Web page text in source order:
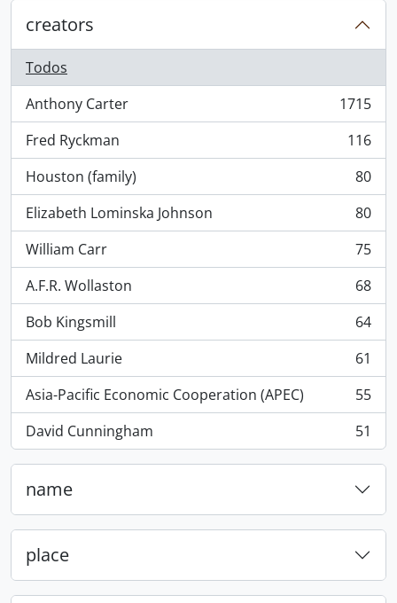
creators
Todos
Anthony Carter
, 1715 resultados
1715
Fred Ryckman
, 116 resultados
116
Houston (family)
, 80 resultados
80
Elizabeth Lominska Johnson
, 80 resultados
80
William Carr
, 75 resultados
75
A.F.R. Wollaston
, 68 resultados
68
Bob Kingsmill
, 64 resultados
64
Mildred Laurie
, 61 resultados
61
Asia-Pacific Economic Cooperation (APEC)
, 55 resultados
55
David Cunningham
, 51 resultados 51
name
place